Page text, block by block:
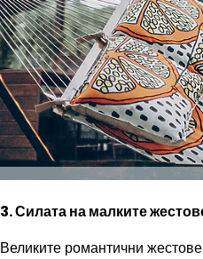
3. Силата на малките
Великите романтични